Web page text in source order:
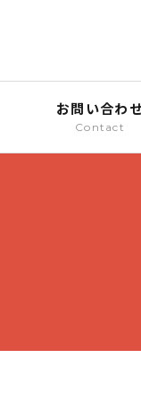
お問い合わ
Contact